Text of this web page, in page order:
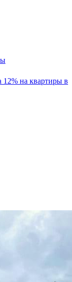
на квартиры в